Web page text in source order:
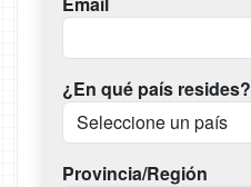
¿En qué país resides?
Provincia/Región